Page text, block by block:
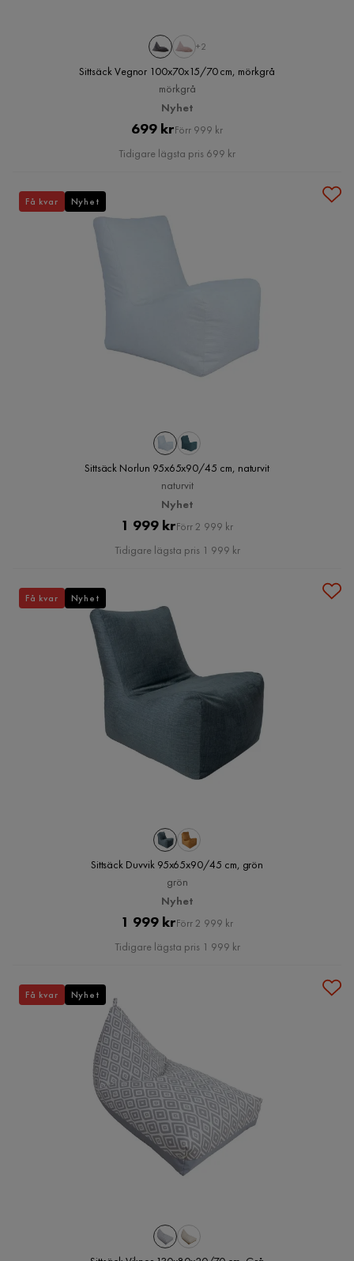
+2
Sittsäck Vegnor 100x70x15/70 cm, mörkgrå
mörkgrå
Nyhet
Pris
699 krOriginal
Pris
Förr 999 kr
Tidigare lägsta pris 699 kr
Sittsäck Norlun 95x65x90/45 cm, naturvit
naturvit
Nyhet
Pris
1 999 krOriginal
Pris
Förr 2 999 kr
Tidigare lägsta pris 1 999 kr
Få kvar Nyhet
Sittsäck Duvvik 95x65x90/45 cm, grön
grön
Nyhet
Pris
1 999 krOriginal
Pris
Förr 2 999 kr
Tidigare lägsta pris 1 999 kr
Få kvar Nyhet
Få kvar Nyhet